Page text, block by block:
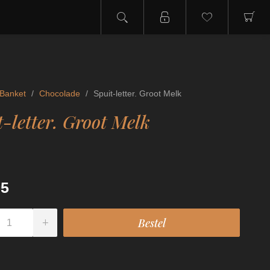
Banket / Chocolade / Spuit-letter. Groot Melk
letter. Groot Melk